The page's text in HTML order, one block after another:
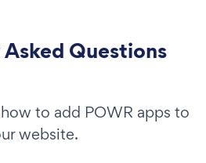
Questions
to add POWR apps to
website.